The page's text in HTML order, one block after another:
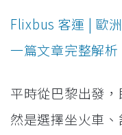
Flixbus 客運 | 歐
一篇文章完整解析
平時從巴黎出發
然是選擇坐火車